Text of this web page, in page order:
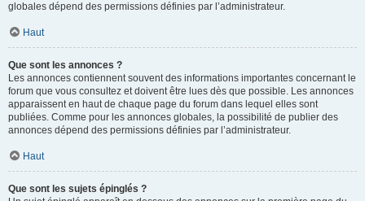
globales dépend des permissions définies par l’administrateur.
Haut
Que sont les annonces ?
Les annonces contiennent souvent des informations importantes concernant le
forum que vous consultez et doivent être lues dès que possible. Les annonces
apparaissent en haut de chaque page du forum dans lequel elles sont
publiées. Comme pour les annonces globales, la possibilité de publier des
annonces dépend des permissions définies par l’administrateur.
Haut
Que sont les sujets épinglés ?